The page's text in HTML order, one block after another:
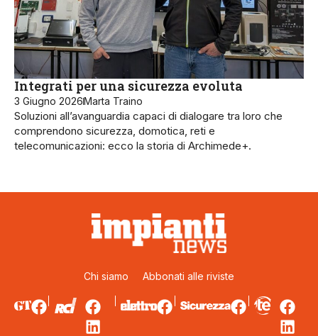
Integrati per una sicurezza evoluta
3 Giugno 2026Marta Traino
Soluzioni all’avanguardia capaci di dialogare tra loro che
comprendono sicurezza, domotica, reti e
telecomunicazioni: ecco la storia di Archimede+.
Chi siamo Abbonati alle riviste